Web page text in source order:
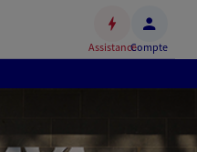
AssistanceCompte